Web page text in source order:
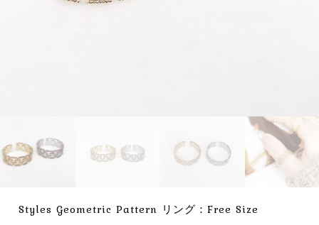
Styles Geometric Pattern リング：Free Size